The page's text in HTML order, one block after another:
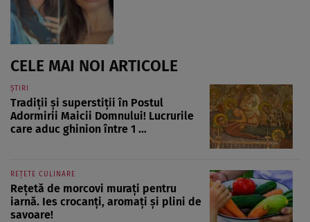
CELE MAI NOI ARTICOLE
ȘTIRI
Tradiții și superstiții în Postul
Adormirii Maicii Domnului! Lucrurile
care aduc ghinion între 1 ...
REȚETE CULINARE
Rețetă de morcovi murați pentru
iarnă. Ies crocanți, aromați și plini de
savoare!